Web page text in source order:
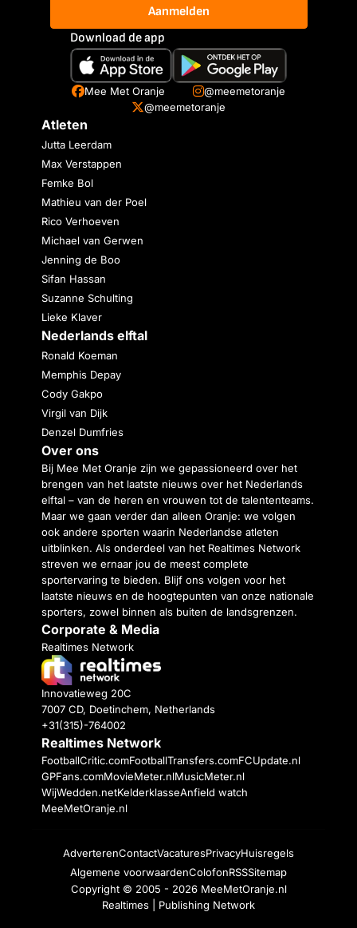
Aanmelden
Download de app
Mee Met Oranje
@meemetoranje
@meemetoranje
Atleten
Jutta Leerdam
Max Verstappen
Femke Bol
Mathieu van der Poel
Rico Verhoeven
Michael van Gerwen
Jenning de Boo
Sifan Hassan
Suzanne Schulting
Lieke Klaver
Nederlands elftal
Ronald Koeman
Memphis Depay
Cody Gakpo
Virgil van Dijk
Denzel Dumfries
Over ons
Bij Mee Met Oranje zijn we gepassioneerd over het
brengen van het laatste nieuws over het Nederlands
elftal – van de heren en vrouwen tot de talententeams.
Maar we gaan verder dan alleen Oranje: we volgen
ook andere sporten waarin Nederlandse atleten
uitblinken. Als onderdeel van het Realtimes Network
streven we ernaar jou de meest complete
sportervaring te bieden. Blijf ons volgen voor het
laatste nieuws en de hoogtepunten van onze nationale
sporters, zowel binnen als buiten de landsgrenzen.
Corporate & Media
Realtimes Network
Innovatieweg 20C
7007 CD, Doetinchem, Netherlands
+31(315)-764002
Realtimes Network
FootballCritic.comFootballTransfers.comFCUpdate.nl
GPFans.comMovieMeter.nlMusicMeter.nl
WijWedden.netKelderklasseAnfield watch
MeeMetOranje.nl
AdverterenContactVacaturesPrivacyHuisregels
Algemene voorwaardenColofonRSSSitemap
Copyright © 2005 - 2026 MeeMetOranje.nl
Realtimes | Publishing Network